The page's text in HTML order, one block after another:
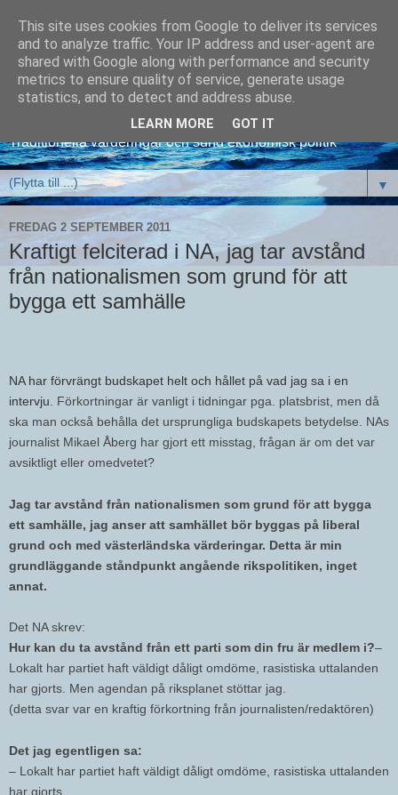
David Kronlid
Traditionella värderingar och sund ekonomisk politik
▼
FREDAG 2 SEPTEMBER 2011
Kraftigt felciterad i NA, jag tar avstånd
från nationalismen som grund för att
bygga ett samhälle
NA har förvrängt budskapet helt och hållet på vad jag sa i en
intervju . Förkortningar är vanligt i tidningar pga. platsbrist, men då
ska man också behålla det ursprungliga budskapets betydelse. NAs
journalist Mikael Åberg har gjort ett misstag, frågan är om det var
avsiktligt eller omedvetet?
Jag tar avstånd från nationalismen som grund för att bygga
ett samhälle, jag anser att samhället bör byggas på liberal
grund och med västerländska värderingar. Detta är min
grundläggande ståndpunkt angående rikspolitiken, inget
annat.
Det NA skrev:
Hur kan du ta avstånd från ett parti som din fru är medlem i?–
Lokalt har partiet haft väldigt dåligt omdöme, rasistiska uttalanden
har gjorts. Men agendan på riksplanet stöttar jag.
(detta svar var en kraftig förkortning från journalisten/redaktören)
Det jag egentligen sa:
– Lokalt har partiet haft väldigt dåligt omdöme, rasistiska uttalanden
har gjorts.
This site uses cookies from Google to deliver its services
and to analyze traffic. Your IP address and user-agent are
shared with Google along with performance and security
metrics to ensure quality of service, generate usage
statistics, and to detect and address abuse.
LEARN MORE GOT IT